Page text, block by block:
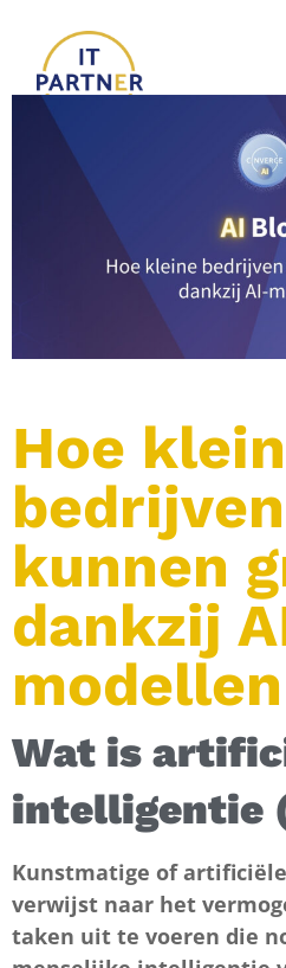
Hoe
bedrijven
kunnen
dankzij
modellen
Wat is
intelligentie
Kunstmatige of
verwijst naar het
taken uit te voeren die